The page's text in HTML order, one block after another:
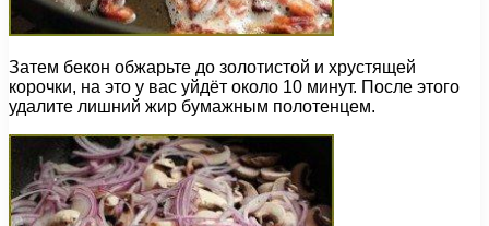
Затем бекон обжарьте до золотистой и хрустящей
корочки, на это у вас уйдёт около 10 минут. После этого
удалите лишний жир бумажным полотенцем.